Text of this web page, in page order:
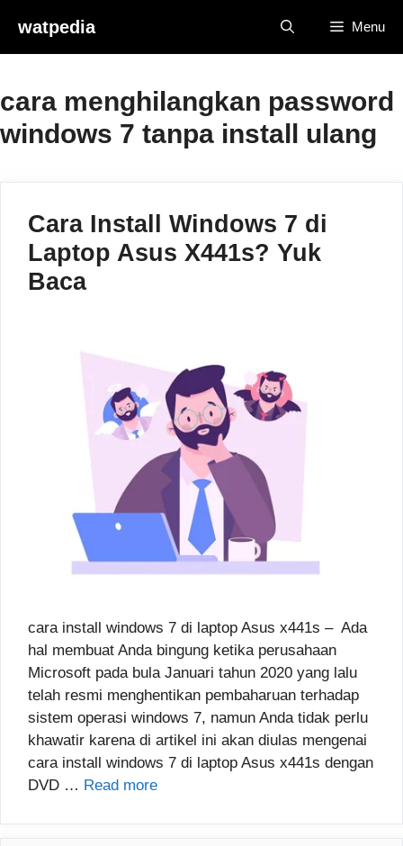
content
watpedia Menu
cara menghilangkan password
windows 7 tanpa install ulang
Cara Install Windows 7 di
Laptop Asus X441s? Yuk
Baca
cara install windows 7 di laptop Asus x441s – Ada
hal membuat Anda bingung ketika perusahaan
Microsoft pada bula Januari tahun 2020 yang lalu
telah resmi menghentikan pembaharuan terhadap
sistem operasi windows 7, namun Anda tidak perlu
khawatir karena di artikel ini akan diulas mengenai
cara install windows 7 di laptop Asus x441s dengan
DVD … Read more